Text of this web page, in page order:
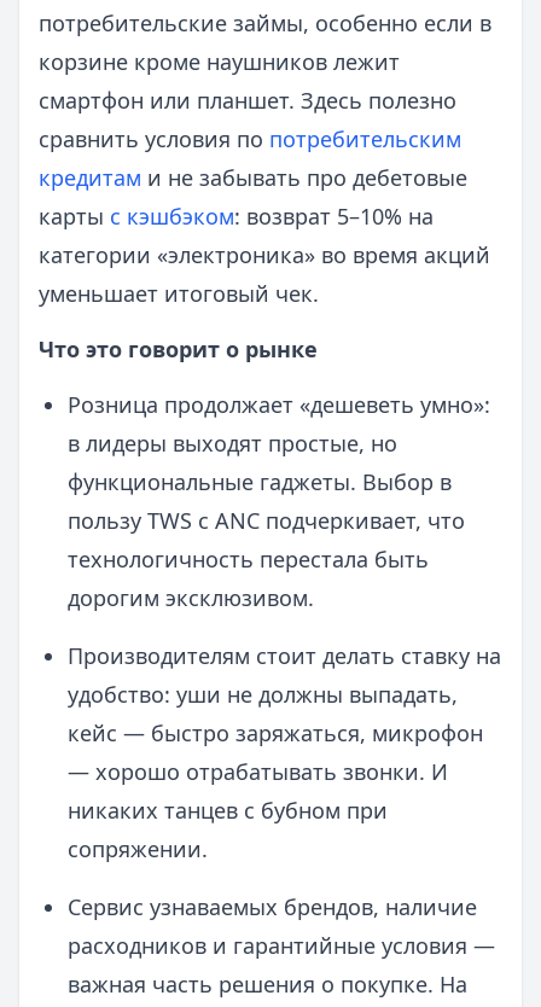
потребительские займы, особенно если в
корзине кроме наушников лежит
смартфон или планшет. Здесь полезно
сравнить условия по потребительским
кредитам и не забывать про дебетовые
карты с кэшбэком: возврат 5–10% на
категории «электроника» во время акций
уменьшает итоговый чек.
Что это говорит о рынке
Розница продолжает «дешеветь умно»:
в лидеры выходят простые, но
функциональные гаджеты. Выбор в
пользу TWS с ANC подчеркивает, что
технологичность перестала быть
дорогим эксклюзивом.
Производителям стоит делать ставку на
удобство: уши не должны выпадать,
кейс — быстро заряжаться, микрофон
— хорошо отрабатывать звонки. И
никаких танцев с бубном при
сопряжении.
Сервис узнаваемых брендов, наличие
расходников и гарантийные условия —
важная часть решения о покупке. На